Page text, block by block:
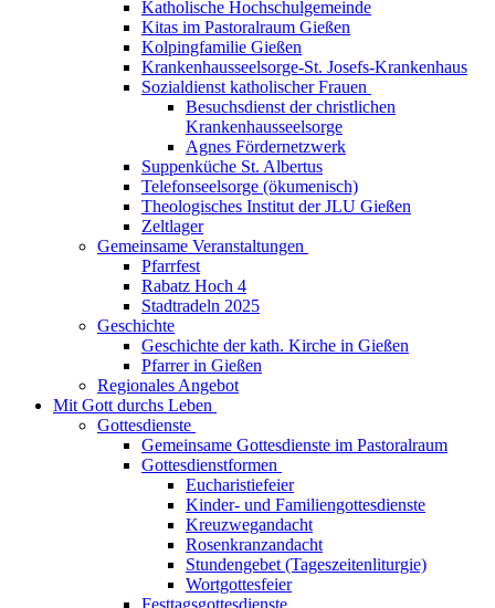
Katholische Hochschulgemeinde
Kitas im Pastoralraum Gießen
Kolpingfamilie Gießen
Krankenhausseelsorge-St. Josefs-Krankenhaus
Sozialdienst katholischer Frauen
Besuchsdienst der christlichen
Krankenhausseelsorge
Agnes Fördernetzwerk
Suppenküche St. Albertus
Telefonseelsorge (ökumenisch)
Theologisches Institut der JLU Gießen
Zeltlager
Gemeinsame Veranstaltungen
Pfarrfest
Rabatz Hoch 4
Stadtradeln 2025
Geschichte
Geschichte der kath. Kirche in Gießen
Pfarrer in Gießen
Regionales Angebot
Mit Gott durchs Leben
Gottesdienste
Gemeinsame Gottesdienste im Pastoralraum
Gottesdienstformen
Eucharistiefeier
Kinder- und Familiengottesdienste
Kreuzwegandacht
Rosenkranzandacht
Stundengebet (Tageszeitenliturgie)
Wortgottesfeier
Festtagsgottesdienste